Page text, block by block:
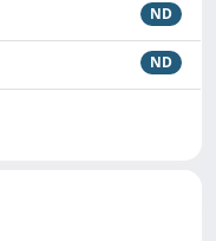
ND
ND